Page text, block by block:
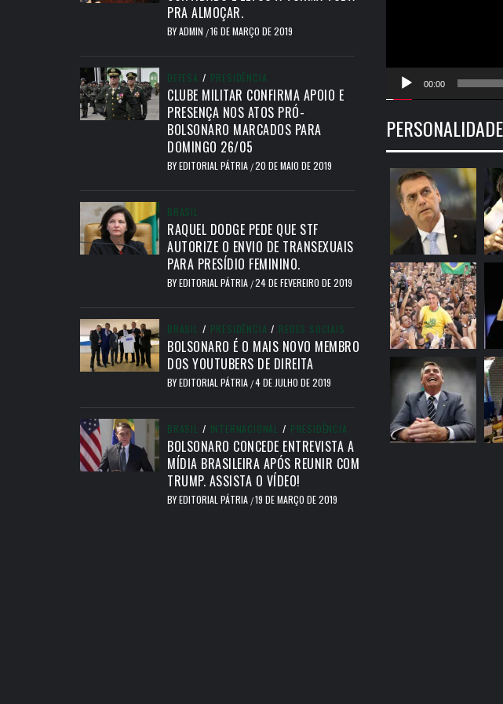
PRA ALMOÇAR.
BYADMIN /16 DE MARÇO DE 2019
DEFESA / PRESIDÊNCIA
CLUBE MILITAR CONFIRMA APOIO E
PRESENÇA NOS ATOS PRÓ-
BOLSONARO MARCADOS PARA
DOMINGO 26/05
BYEDITORIAL PÁTRIA /20 DE MAIO DE 2019
BRASIL
RAQUEL DODGE PEDE QUE STF
AUTORIZE O ENVIO DE TRANSEXUAIS
PARA PRESÍDIO FEMININO.
BYEDITORIAL PÁTRIA /24 DE FEVEREIRO DE 2019
BRASIL / PRESIDÊNCIA / REDES SOCIAIS
BOLSONARO É O MAIS NOVO MEMBRO
DOS YOUTUBERS DE DIREITA
BYEDITORIAL PÁTRIA /4 DE JULHO DE 2019
BRASIL / INTERNACIONAL / PRESIDÊNCIA
BOLSONARO CONCEDE ENTREVISTA A
MÍDIA BRASILEIRA APÓS REUNIR COM
TRUMP. ASSISTA O VÍDEO!
BYEDITORIAL PÁTRIA /19 DE MARÇO DE 2019
00:00